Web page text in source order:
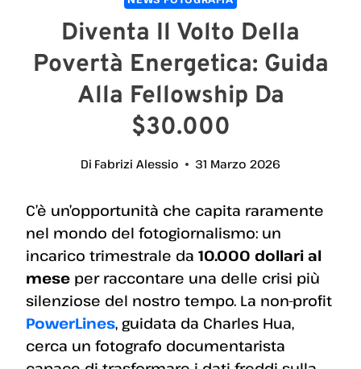
Diventa Il Volto Della
Povertà Energetica: Guida
Alla Fellowship Da
$30.000
Di Fabrizi Alessio 31 Marzo 2026
C’è un’opportunità che capita raramente
nel mondo del fotogiornalismo: un
incarico trimestrale da 10.000 dollari al
mese per raccontare una delle crisi più
silenziose del nostro tempo. La non-profit
PowerLines, guidata da Charles Hua,
cerca un fotografo documentarista